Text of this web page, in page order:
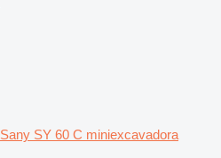
Sany SY 60 C miniexcavadora